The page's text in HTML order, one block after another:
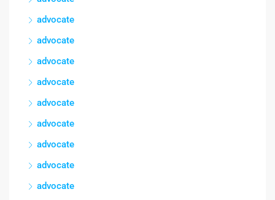
advocate
advocate
advocate
advocate
advocate
advocate
advocate
advocate
advocate